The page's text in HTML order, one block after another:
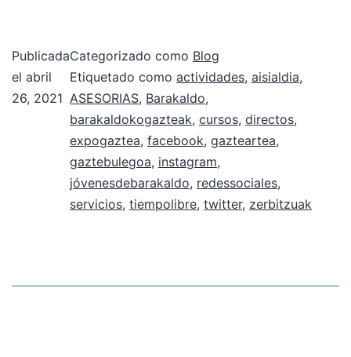
Publicada
el abril
26, 2021
Categorizado como Blog
Etiquetado como actividades, aisialdia,
ASESORIAS, Barakaldo,
barakaldokogazteak, cursos, directos,
expogaztea, facebook, gazteartea,
gaztebulegoa, instagram,
jóvenesdebarakaldo, redessociales,
servicios, tiempolibre, twitter, zerbitzuak